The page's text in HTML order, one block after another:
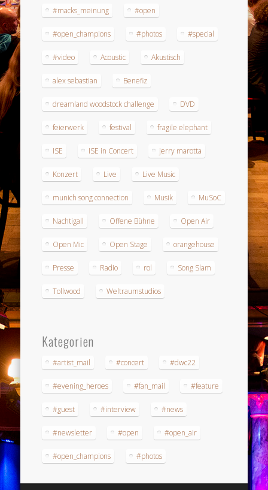
#macks_meinung #open
#open_champions #photos #special
#video Acoustic Akustisch
alex sebastian Benefiz
dreamland woodstock challenge DVD
feierwerk festival fragile elephant
ISE ISE in Concert jerry marotta
Konzert Live Live Music
munich song connection Musik MuSoC
Nachtigall Offene Bühne Open Air
Open Mic Open Stage orangehouse
Presse Radio rol Song Slam
Tollwood Weltraumstudios
Kategorien
#artist_mail #concert #dwc22
#evening_heroes #fan_mail #feature
#guest #interview #news
#newsletter #open #open_air
#open_champions #photos